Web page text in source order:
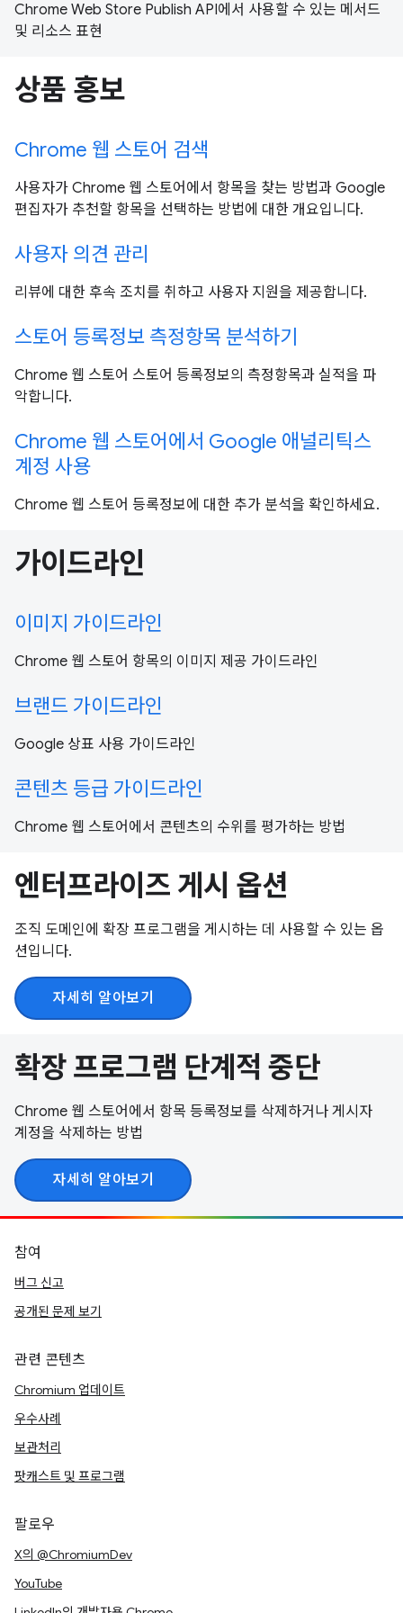
Chrome Web Store Publish API에서 사용할 수 있는 메서드
및 리소스 표현
상품 홍보
Chrome 웹 스토어 검색
사용자가 Chrome 웹 스토어에서 항목을 찾는 방법과 Google
편집자가 추천할 항목을 선택하는 방법에 대한 개요입니다.
사용자 의견 관리
리뷰에 대한 후속 조치를 취하고 사용자 지원을 제공합니다.
스토어 등록정보 측정항목 분석하기
Chrome 웹 스토어 스토어 등록정보의 측정항목과 실적을 파
악합니다.
Chrome 웹 스토어에서 Google 애널리틱스
계정 사용
Chrome 웹 스토어 등록정보에 대한 추가 분석을 확인하세요.
가이드라인
이미지 가이드라인
Chrome 웹 스토어 항목의 이미지 제공 가이드라인
브랜드 가이드라인
Google 상표 사용 가이드라인
콘텐츠 등급 가이드라인
Chrome 웹 스토어에서 콘텐츠의 수위를 평가하는 방법
엔터프라이즈 게시 옵션
조직 도메인에 확장 프로그램을 게시하는 데 사용할 수 있는 옵
션입니다.
자세히 알아보기
확장 프로그램 단계적 중단
Chrome 웹 스토어에서 항목 등록정보를 삭제하거나 게시자
계정을 삭제하는 방법
자세히 알아보기
참여
버그 신고
공개된 문제 보기
관련 콘텐츠
Chromium 업데이트
우수사례
보관처리
팟캐스트 및 프로그램
팔로우
X의 @ChromiumDev
YouTube